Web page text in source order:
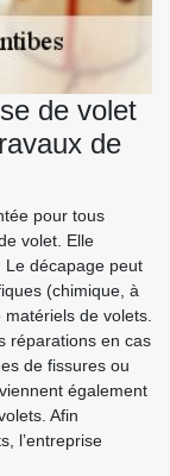
de volet
de
pour tous
volet. Elle
Le décapage peut
(chimique, à
de volets.
réparations en cas
de fissures ou
également
Afin
l’entreprise